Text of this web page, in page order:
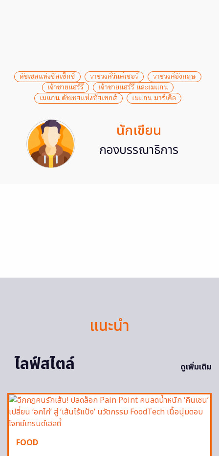
ดัชเชสแห่งซัสเซ็กซ์ ราชวงศ์วินด์เซอร์
ราชวงศ์อังกฤษ
เจ้าชายแฮร์รี่
เจ้าชายแฮร์รี่ และเมแกน
เมแกน ดัชเชสแห่งซัสเซกส์
เมแกน มาร์เคิล
นักเขียน
กองบรรณาธิการ
แนะนำ
ไลฟ์สไตล์
ดูเพิ่มเติม
FOOD